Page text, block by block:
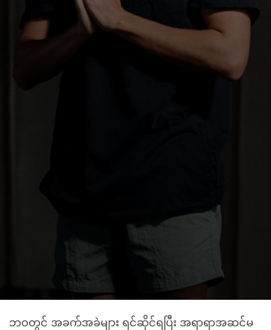
ဘဝတွင် အခက်အခဲများ ရင်ဆိုင်ရပြီး အရာရာအဆင်မ